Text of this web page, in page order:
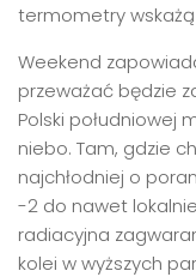
termometry
Weekend
przeważać będzie
Polski południowej
niebo. Tam, gdzie
najchłodniej o
-2 do nawet
radiacyjna
kolei w wyższych